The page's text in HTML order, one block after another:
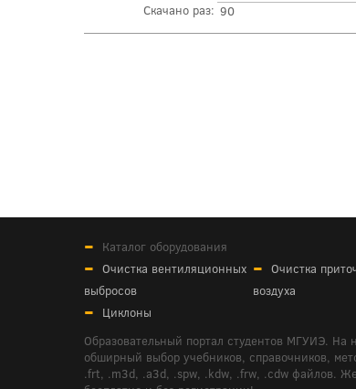
Скачано раз: 90
Каталог оборудования
Очистка вентиляционных
выбросов
Очистка
воздуха
Циклоны
Образовательный портал студентов МГУИЭ.
обширный выбор учебников, справочников,
.frt, .m3d, .a3d, .spw, .kdw, .frw, .cdw файлов.